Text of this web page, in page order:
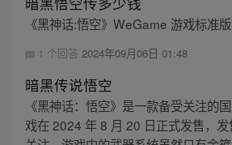
《黑神话:悟空》WeGame 游戏标准
1 个回答 2024年09月06日 01:48
暗黑传说悟空
《黑神话：悟空》是一款备受关注的
戏在 2024 年 8 月 20 日正式发售，